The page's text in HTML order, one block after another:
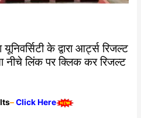
के द्वारा आर्ट्स रिजल्ट
नीचे लिंक पर क्लिक कर रिजल्ट
–Click Here